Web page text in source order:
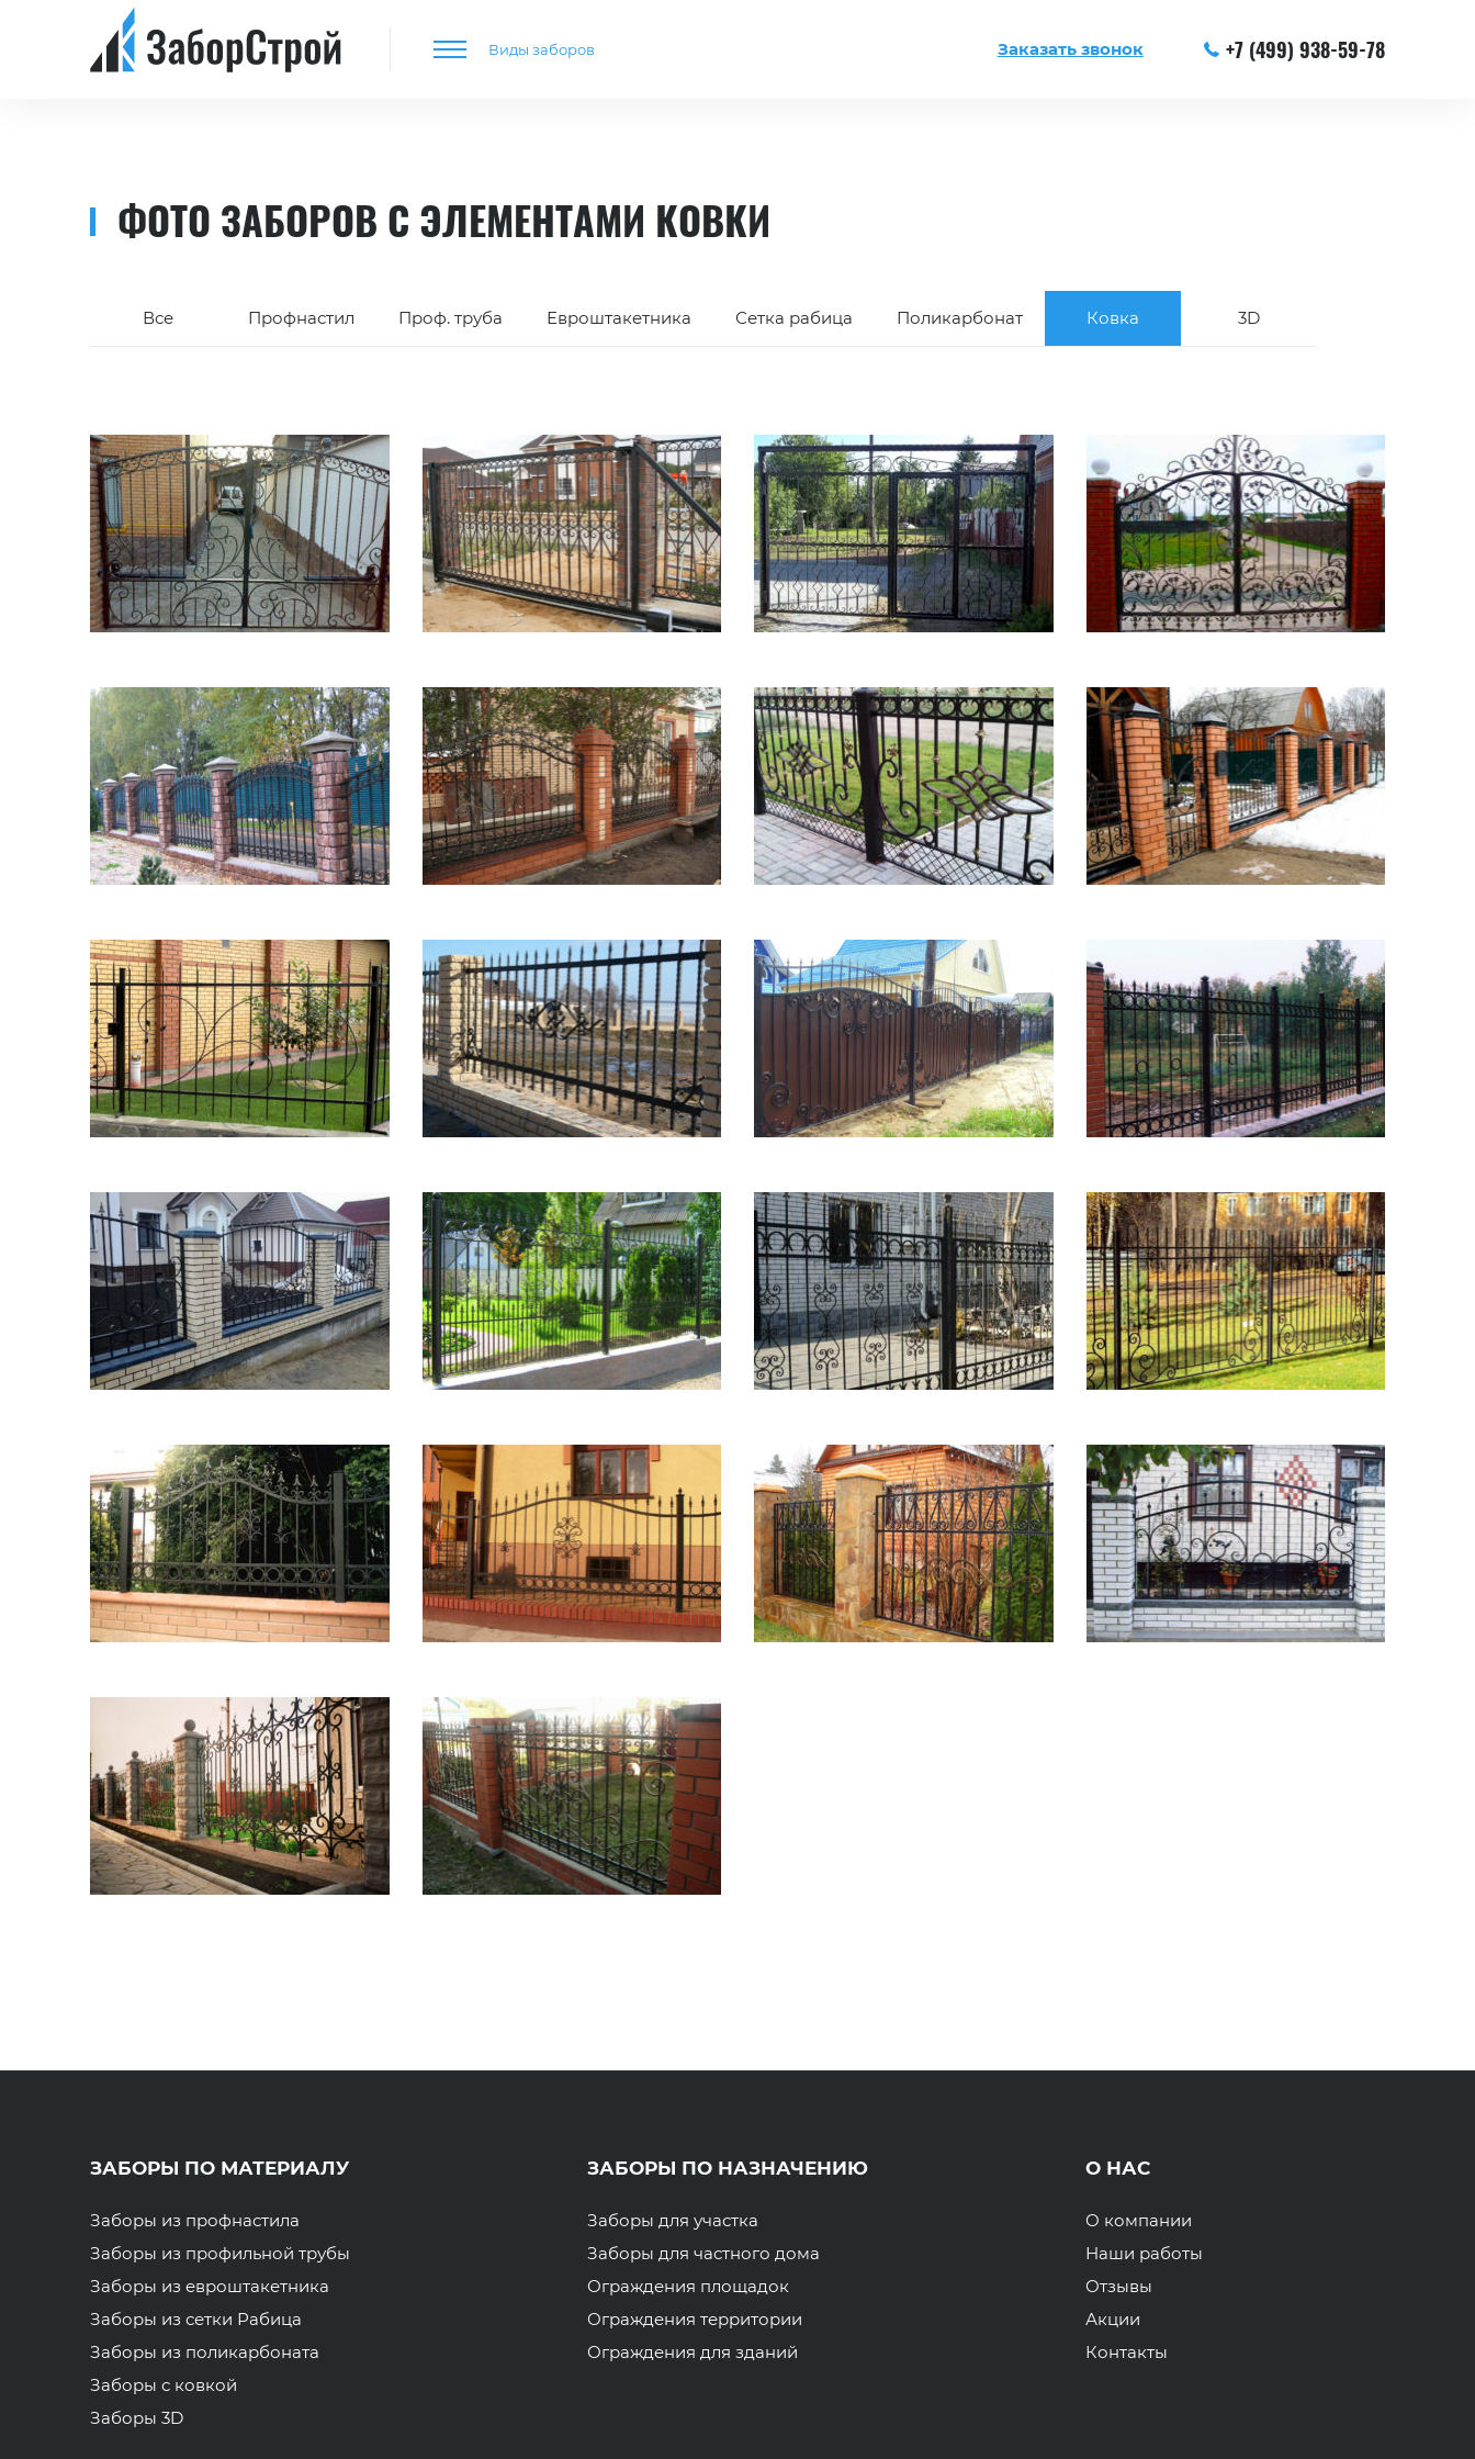
Виды заборов Заказать звонок +7 (499) 938-59-78
ФОТО ЗАБОРОВ С ЭЛЕМЕНТАМИ КОВКИ
Все Профнастил Проф. труба Евроштакетника Сетка рабица Поликарбонат Ковка 3D
ЗАБОРЫ ПО МАТЕРИАЛУ
Заборы из профнастила
Заборы из профильной трубы
Заборы из евроштакетника
Заборы из сетки Рабица
Заборы из поликарбоната
Заборы с ковкой
Заборы 3D
ЗАБОРЫ ПО НАЗНАЧЕНИЮ
Заборы для участка
Заборы для частного дома
Ограждения площадок
Ограждения территории
Ограждения для зданий
О НАС
О компании
Наши работы
Отзывы
Акции
Контакты